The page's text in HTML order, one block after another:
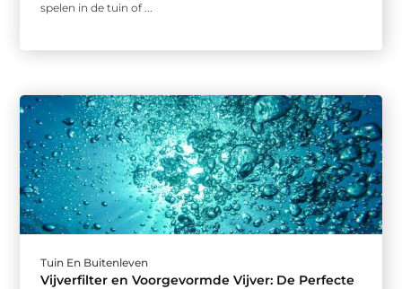
spelen in de tuin of ...
Tuin En Buitenleven
Vijverfilter en Voorgevormde Vijver: De Perfecte